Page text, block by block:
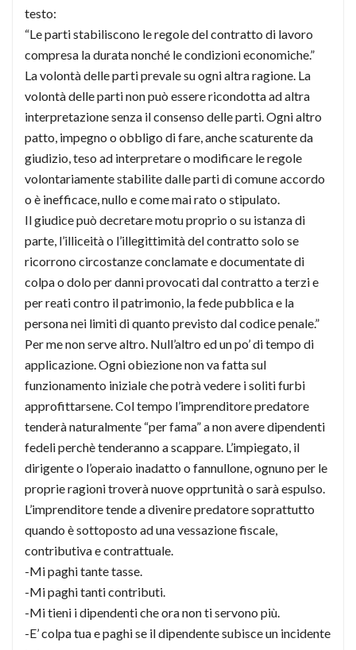
testo:
“Le parti stabiliscono le regole del contratto di lavoro
compresa la durata nonché le condizioni economiche.”
La volontà delle parti prevale su ogni altra ragione. La
volontà delle parti non può essere ricondotta ad altra
interpretazione senza il consenso delle parti. Ogni altro
patto, impegno o obbligo di fare, anche scaturente da
giudizio, teso ad interpretare o modificare le regole
volontariamente stabilite dalle parti di comune accordo
o è inefficace, nullo e come mai rato o stipulato.
Il giudice può decretare motu proprio o su istanza di
parte, l’illiceità o l’illegittimità del contratto solo se
ricorrono circostanze conclamate e documentate di
colpa o dolo per danni provocati dal contratto a terzi e
per reati contro il patrimonio, la fede pubblica e la
persona nei limiti di quanto previsto dal codice penale.”
Per me non serve altro. Null’altro ed un po’ di tempo di
applicazione. Ogni obiezione non va fatta sul
funzionamento iniziale che potrà vedere i soliti furbi
approfittarsene. Col tempo l’imprenditore predatore
tenderà naturalmente “per fama” a non avere dipendenti
fedeli perchè tenderanno a scappare. L’impiegato, il
dirigente o l’operaio inadatto o fannullone, ognuno per le
proprie ragioni troverà nuove opprtunità o sarà espulso.
L’imprenditore tende a divenire predatore soprattutto
quando è sottoposto ad una vessazione fiscale,
contributiva e contrattuale.
-Mi paghi tante tasse.
-Mi paghi tanti contributi.
-Mi tieni i dipendenti che ora non ti servono più.
-E’ colpa tua e paghi se il dipendente subisce un incidente